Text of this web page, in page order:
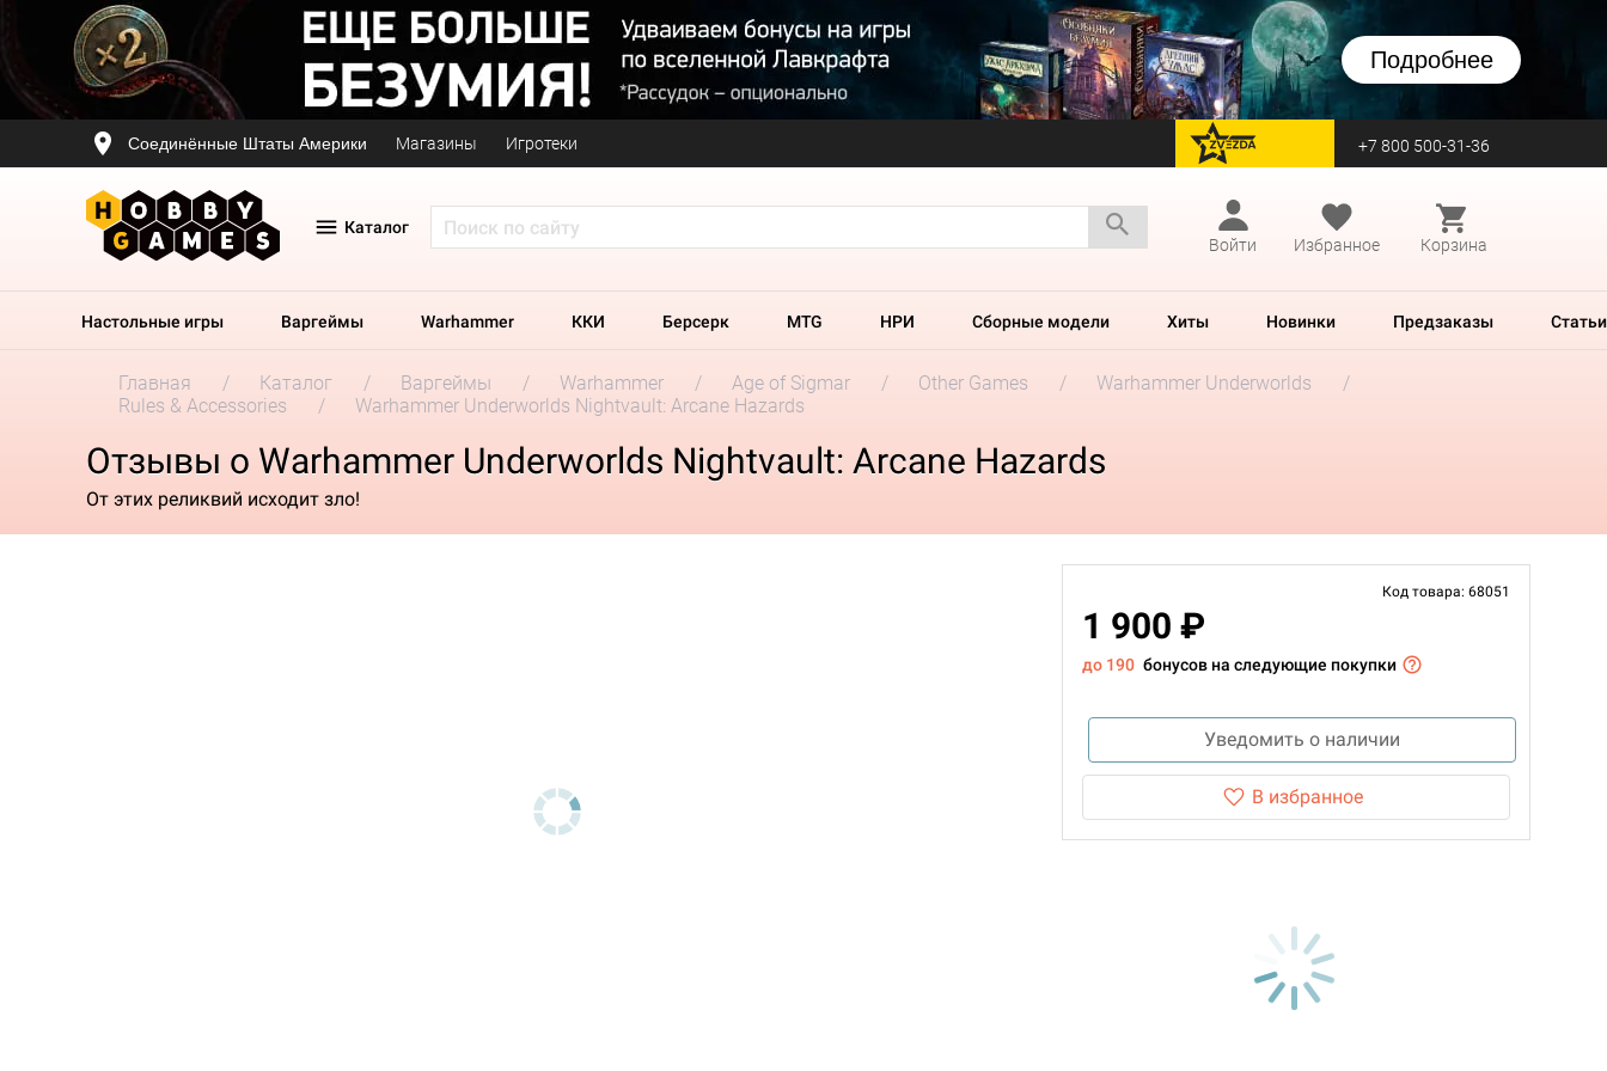
Подробнее
Соединённые Штаты Америки Магазины Игротеки перейти на Zvezda +7 800 500-31-36
Каталог
Войти
Избранное Корзина
Настольные игры Варгеймы Warhammer ККИ Берсерк MTG НРИ Сборные модели Хиты Новинки Предзаказы Статьи
Главная Каталог Варгеймы Warhammer Age of Sigmar Other Games
Warhammer Underworlds
Rules & Accessories
Warhammer Underworlds Nightvault: Arcane Hazards
Отзывы о Warhammer Underworlds Nightvault: Arcane Hazards
От этих реликвий исходит зло!
Код товара: 68051
1 900 ₽
до 190 бонусов на следующие покупки
Уведомить о наличии
В избранное